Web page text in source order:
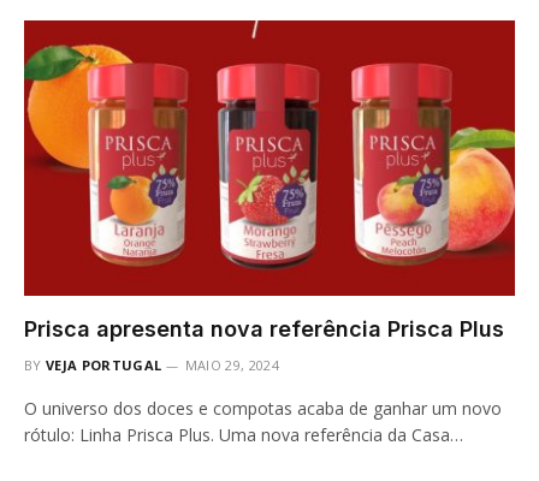
Prisca apresenta nova referência Prisca Plus
BY VEJA PORTUGAL MAIO 29, 2024
O universo dos doces e compotas acaba de ganhar um novo
rótulo: Linha Prisca Plus. Uma nova referência da Casa…